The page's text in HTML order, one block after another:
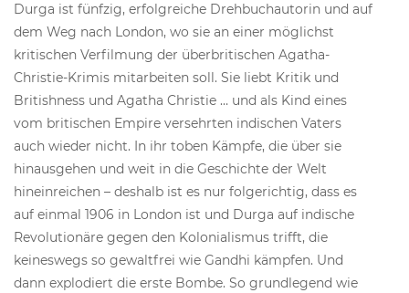
Durga ist fünfzig, erfolgreiche Drehbuchautorin und auf
dem Weg nach London, wo sie an einer möglichst
kritischen Verfilmung der überbritischen Agatha-
Christie-Krimis mitarbeiten soll. Sie liebt Kritik und
Britishness und Agatha Christie … und als Kind eines
vom britischen Empire versehrten indischen Vaters
auch wieder nicht. In ihr toben Kämpfe, die über sie
hinausgehen und weit in die Geschichte der Welt
hineinreichen – deshalb ist es nur folgerichtig, dass es
auf einmal 1906 in London ist und Durga auf indische
Revolutionäre gegen den Kolonialismus trifft, die
keineswegs so gewaltfrei wie Gandhi kämpfen. Und
dann explodiert die erste Bombe. So grundlegend wie